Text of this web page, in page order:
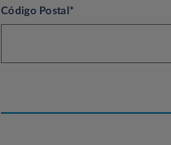
Código Postal*